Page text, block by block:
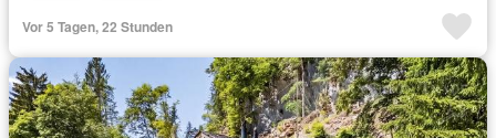
Vor 5 Tagen, 22 Stunden